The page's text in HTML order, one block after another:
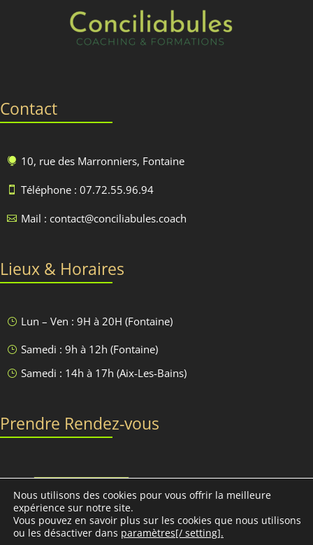
Contact
 10, rue des Marronniers, Fontaine
 Téléphone : 07.72.55.96.94
 Mail : contact@conciliabules.coach
Lieux & Horaires
} Lun – Ven : 9H à 20H (Fontaine)
} Samedi : 9h à 12h (Fontaine)
} Samedi : 14h à 17h (Aix-Les-Bains)
Prendre Rendez-vous
Discutons-en
Conciliabules, Nathalie MORAND © 2013-2030 - Tous droits
Nous utilisons des cookies pour vous offrir la meilleure
expérience sur notre site.
Vous pouvez en savoir plus sur les cookies que nous utilisons
ou les désactiver dans paramètres[/ setting].